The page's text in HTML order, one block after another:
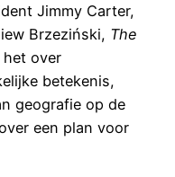
Jimmy Carter,
Brzeziński, The
het over
betekenis,
geografie op de
een plan voor